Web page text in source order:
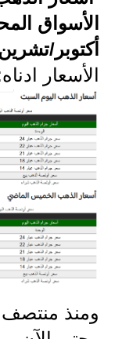
أكتوبر/تشرين
الأسعار